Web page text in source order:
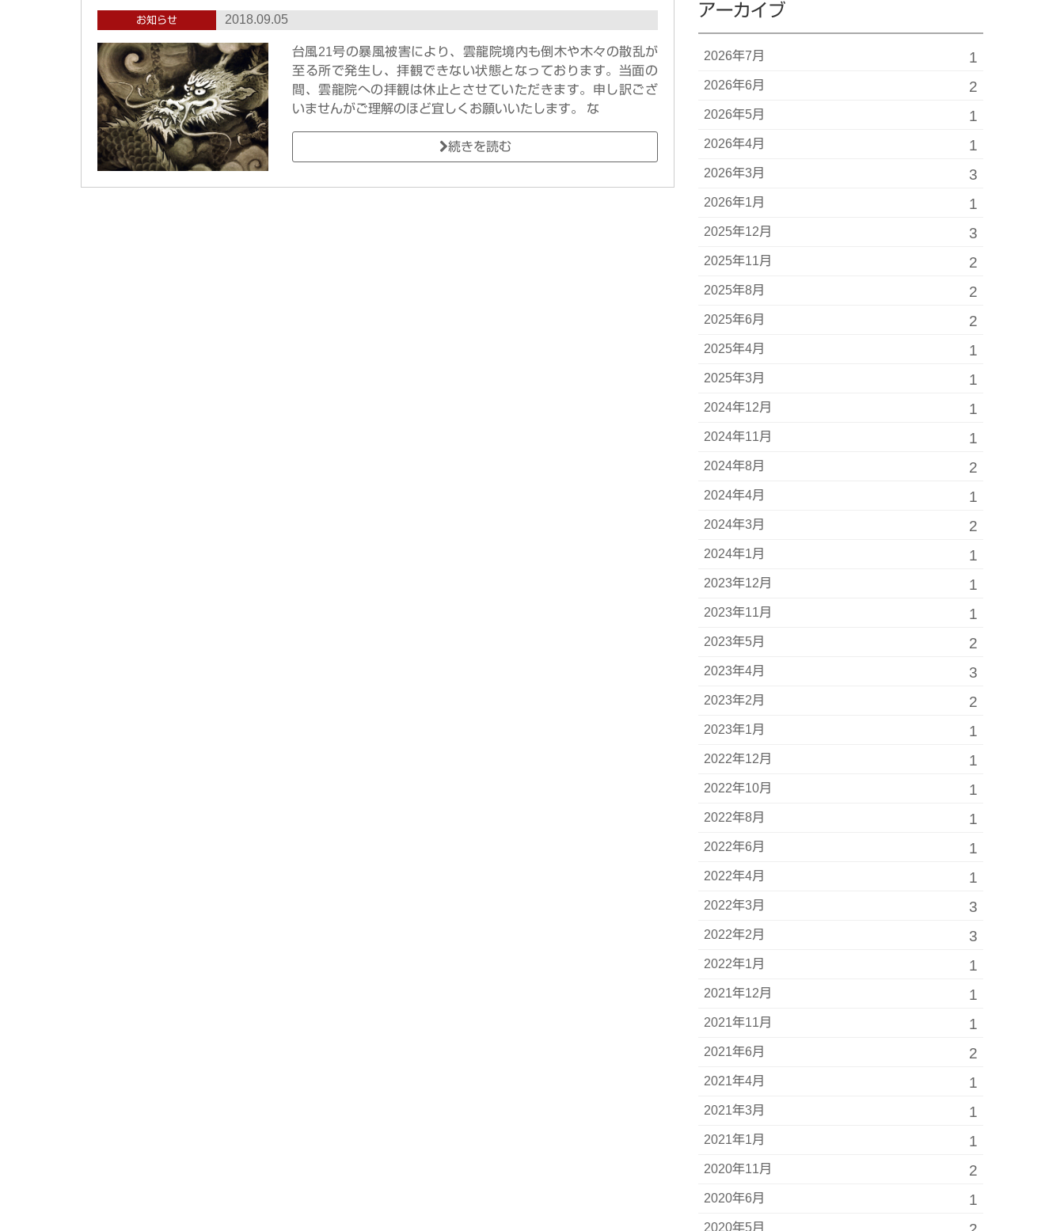
お知らせ 2018.09.05
台風21号の暴風被害により、雲龍院境内も倒木や木々の散乱が
至る所で発生し、拝観できない状態となっております。当面の
間、雲龍院への拝観は休止とさせていただきます。申し訳ござ
いませんがご理解のほど宜しくお願いいたします。 な
続きを読む
アーカイブ
2026年7月 1
2026年6月 2
2026年5月 1
2026年4月 1
2026年3月 3
2026年1月 1
2025年12月 3
2025年11月 2
2025年8月 2
2025年6月 2
2025年4月 1
2025年3月 1
2024年12月 1
2024年11月 1
2024年8月 2
2024年4月 1
2024年3月 2
2024年1月 1
2023年12月 1
2023年11月 1
2023年5月 2
2023年4月 3
2023年2月 2
2023年1月 1
2022年12月 1
2022年10月 1
2022年8月 1
2022年6月 1
2022年4月 1
2022年3月 3
2022年2月 3
2022年1月 1
2021年12月 1
2021年11月 1
2021年6月 2
2021年4月 1
2021年3月 1
2021年1月 1
2020年11月 2
2020年6月 1
2020年5月